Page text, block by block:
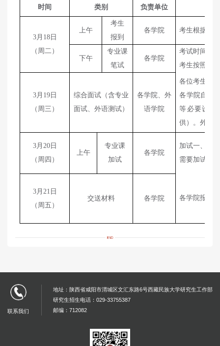
时间 类别 负责单位
3月 18日
（周二）
上午
考生
报到
各学院 考生根据通
下午
专业课
笔试
各学院
考试时间
考生按照各
3月 19日
（周三 ）
综合面试（含专业
面试、外语测试）
各学院、外
语学院
各位考生根
各学院自行
等必要设备
供）。外语
3月 20日
（周 四 ）
上午
专业课
加试
各学院
加试一、加
需要加试的
3月 21 日
（周 五 ）
交送材料 各学院 各学院报送
联系我们
地址：陕西省咸阳市渭城区文汇东路6号西藏民族大学研究生工作部
研究生招生电话：029-33755387
邮编：712082